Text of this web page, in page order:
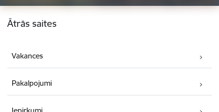
Kājene
Ātrās saites
Vakances
Pakalpojumi